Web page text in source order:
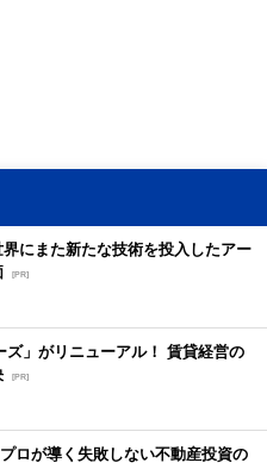
界にまた新たな技術を投入したアー
[PR]
ズ」がリニューアル！ 賃貸経営の
[PR]
ロが導く失敗しない不動産投資の